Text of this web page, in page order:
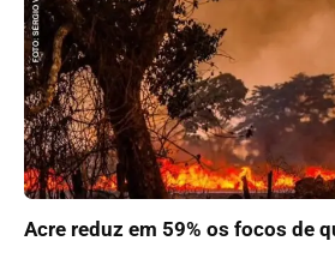
Acre reduz em 59% os focos de